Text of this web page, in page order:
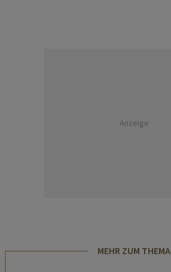
Anzeige
MEHR ZUM THEMA